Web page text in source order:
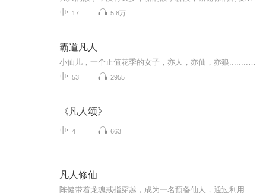
17 5.8万
霸道凡人
53 2955
《凡人颂》
4 663
凡人修仙